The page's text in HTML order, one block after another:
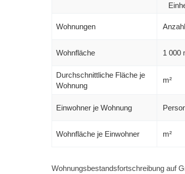
Wohnungen Anzahl
Wohnfläche 1 000
Durchschnittliche Fläche je
Wohnung
m²
Einwohner je Wohnung
Wohnfläche je Einwohner m²
Wohnungsbestandsfortschreibung auf